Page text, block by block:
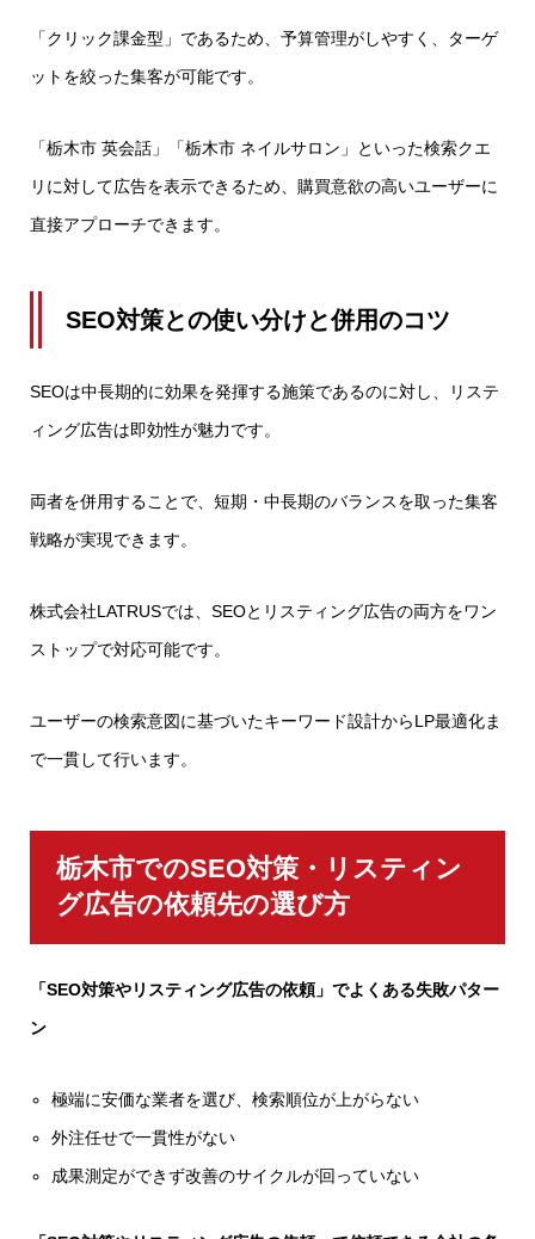
「クリック課金型」であるため、予算管理がしやすく、ターゲ
ットを絞った集客が可能です。
「栃木市 英会話」「栃木市 ネイルサロン」といった検索クエ
リに対して広告を表示できるため、購買意欲の高いユーザーに
直接アプローチできます。
SEO対策との使い分けと併用のコツ
SEOは中長期的に効果を発揮する施策であるのに対し、リステ
ィング広告は即効性が魅力です。
両者を併用することで、短期・中長期のバランスを取った集客
戦略が実現できます。
株式会社LATRUSでは、SEOとリスティング広告の両方をワン
ストップで対応可能です。
ユーザーの検索意図に基づいたキーワード設計からLP最適化ま
で一貫して行います。
栃木市でのSEO対策・リスティン
グ広告の依頼先の選び方
「SEO対策やリスティング広告の依頼」でよくある失敗パター
ン
極端に安価な業者を選び、検索順位が上がらない
外注任せで一貫性がない
成果測定ができず改善のサイクルが回っていない